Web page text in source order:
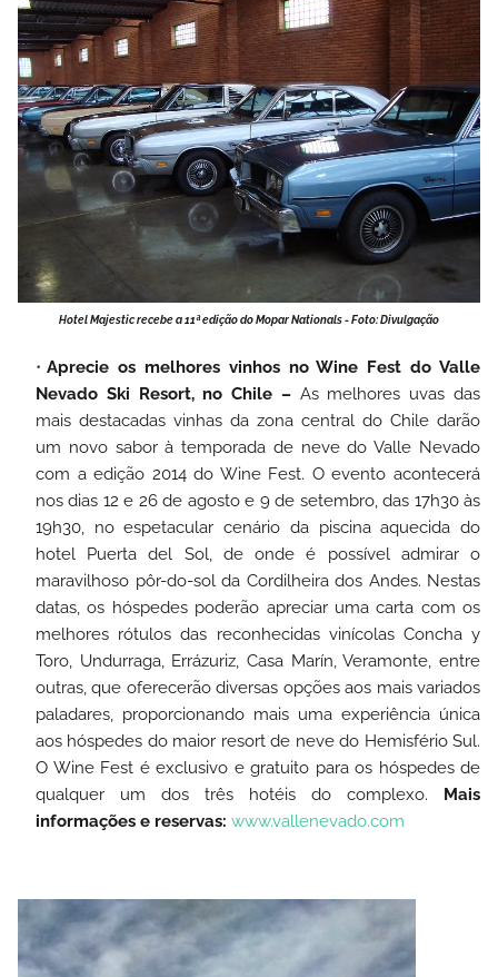
Hotel Majestic recebe a 11ª edição do Mopar Nationals - Foto: Divulgação
Aprecie os melhores vinhos no Wine Fest do Valle
Nevado Ski Resort, no Chile – As melhores uvas das
mais destacadas vinhas da zona central do Chile darão
um novo sabor à temporada de neve do Valle Nevado
com a edição 2014 do Wine Fest. O evento acontecerá
nos dias 12 e 26 de agosto e 9 de setembro, das 17h30 às
19h30, no espetacular cenário da piscina aquecida do
hotel Puerta del Sol, de onde é possível admirar o
maravilhoso pôr-do-sol da Cordilheira dos Andes. Nestas
datas, os hóspedes poderão apreciar uma carta com os
melhores rótulos das reconhecidas vinícolas Concha y
Toro, Undurraga, Errázuriz, Casa Marín, Veramonte, entre
outras, que oferecerão diversas opções aos mais variados
paladares, proporcionando mais uma experiência única
aos hóspedes do maior resort de neve do Hemisfério Sul.
O Wine Fest é exclusivo e gratuito para os hóspedes de
qualquer um dos três hotéis do complexo. Mais
informações e reservas: www.vallenevado.com